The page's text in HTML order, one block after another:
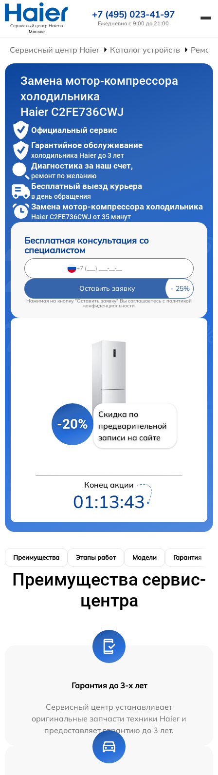
Сервисный центр Haierв
Москве
+7 (495) 023-41-97
Ежедневно с 9:00 до 21:00
Сервисный центр Haier Каталог устройств
Замена мотор-компрессора
холодильника
Haier C2FE736CWJ
Официальный сервис
Гарантийное обслуживание
холодильника Haier до 3 лет
Диагностика за наш счет,
ремонт по желанию
Бесплатный выезд курьера
в день обращения
Замена мотор-компрессора холодильника
Haier C2FE736CWJ от 35 минут
Бесплатная консультация со
специалистом
Оставить заявку
Нажимая на кнопку "Оставить заявку" Вы соглашаетесь cполитикой
конфиденциальности
-20%
Скидка по
предварительной
записи на сайте
Конец акции
01:13:42
Преимущества Этапы работ Модели Гарантия
Преимущества сервис-
центра
Гарантия до 3-х лет
Сервисный центр устанавливает
оригинальные запчасти техники Haier и
предоставляет гарантию до 3 лет.